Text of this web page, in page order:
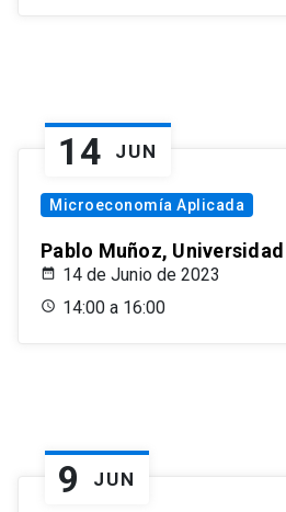
14 JUN
Microeconomía Aplicada
Pablo Muñoz,
14 de Junio de 2023
14:00 a 16:00
9 JUN